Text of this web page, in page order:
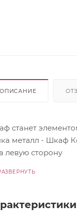
ОПИСАНИЕ
станет
металл - Шкаф
левую сторону